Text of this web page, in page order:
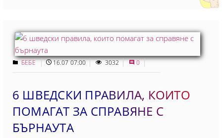
БЕБЕ 16.07 07:00 3032 0
6 ШВЕДСКИ ПРАВИЛА, КОИТО
ПОМАГАТ ЗА СПРАВЯНЕ С
БЪРНАУТА